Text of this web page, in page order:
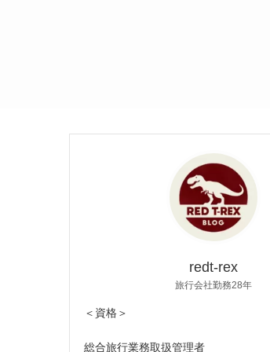
redt-rex
旅行会社勤務28年
＜資格＞
総合旅行業務取扱管理者